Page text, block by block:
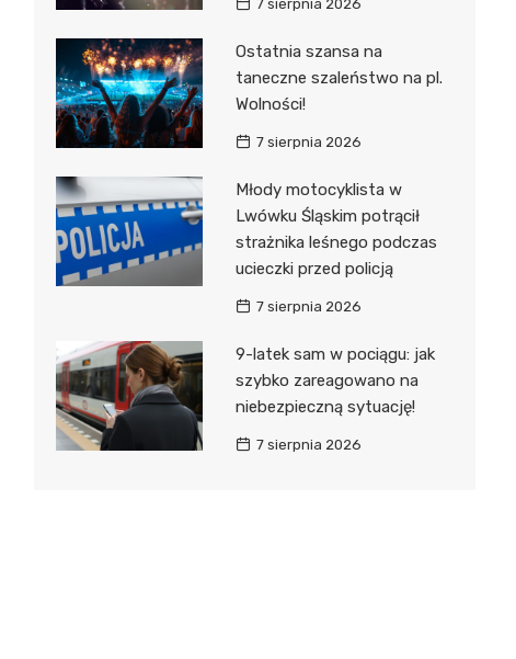
7 sierpnia 2026
Ostatnia szansa na
taneczne szaleństwo na pl.
Wolności!
7 sierpnia 2026
Młody motocyklista w
Lwówku Śląskim potrącił
strażnika leśnego podczas
ucieczki przed policją
7 sierpnia 2026
9-latek sam w pociągu: jak
szybko zareagowano na
niebezpieczną sytuację!
7 sierpnia 2026